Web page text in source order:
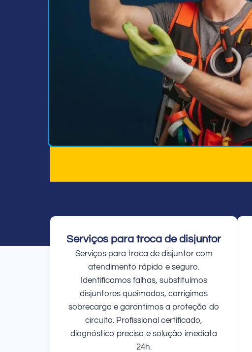
Serviços para troca de disjuntor
Serviços para troca de disjuntor com
atendimento rápido e seguro.
Identificamos falhas, substituímos
disjuntores queimados, corrigimos
sobrecarga e garantimos a proteção do
circuito. Profissional certificado,
diagnóstico preciso e solução imediata
24h.